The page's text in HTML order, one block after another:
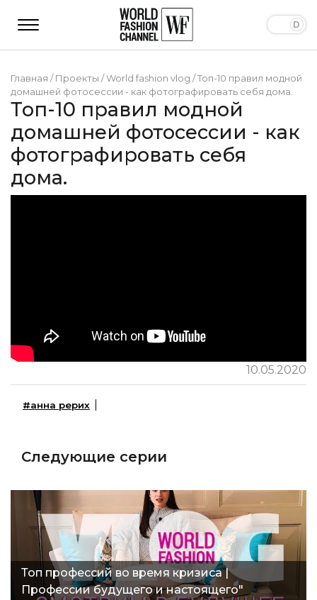
Главная /Проекты /World fashion vlog /Топ-10 правил модной
домашней фотосессии - как фотографировать себя дома.
Топ-10 правил модной
домашней фотосессии - как
фотографировать себя
дома.
10.05.2020
#анна рерих
Следующие серии
Топ профессий во время кризиса |
Профессии будущего и настоящего"